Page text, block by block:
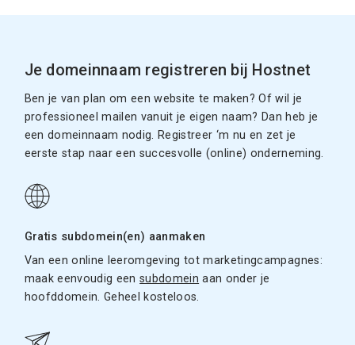
Je domeinnaam registreren bij Hostnet
Ben je van plan om een website te maken? Of wil je
professioneel mailen vanuit je eigen naam? Dan heb je
een domeinnaam nodig. Registreer ‘m nu en zet je
eerste stap naar een succesvolle (online) onderneming.
Gratis subdomein(en) aanmaken
Van een online leeromgeving tot marketingcampagnes:
maak eenvoudig eensubdomein aan onder je
hoofddomein. Geheel kosteloos.